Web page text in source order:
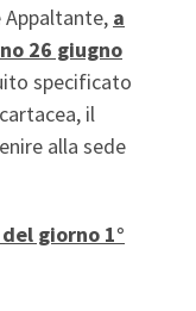
a
26 giugno
specificato
il
alla sede
giorno 1°